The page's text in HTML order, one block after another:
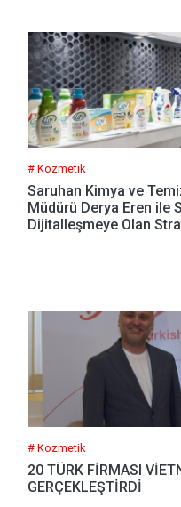
# Kozmetik
Saruhan Kimya ve
Müdürü Derya Eren ile
Dijitalleşmeye Olan
# Kozmetik
20 TÜRK FİRMASI
GERÇEKLEŞTİRDİ